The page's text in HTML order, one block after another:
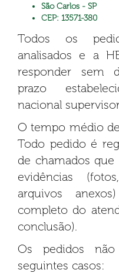
São Carlos - SP
CEP: 13571-380
Todos os
analisados e a
responder sem
prazo
nacional
O tempo médio
Todo pedido é
de chamados
evidências
arquivos
completo do
conclusão).
Os pedidos
seguintes casos: